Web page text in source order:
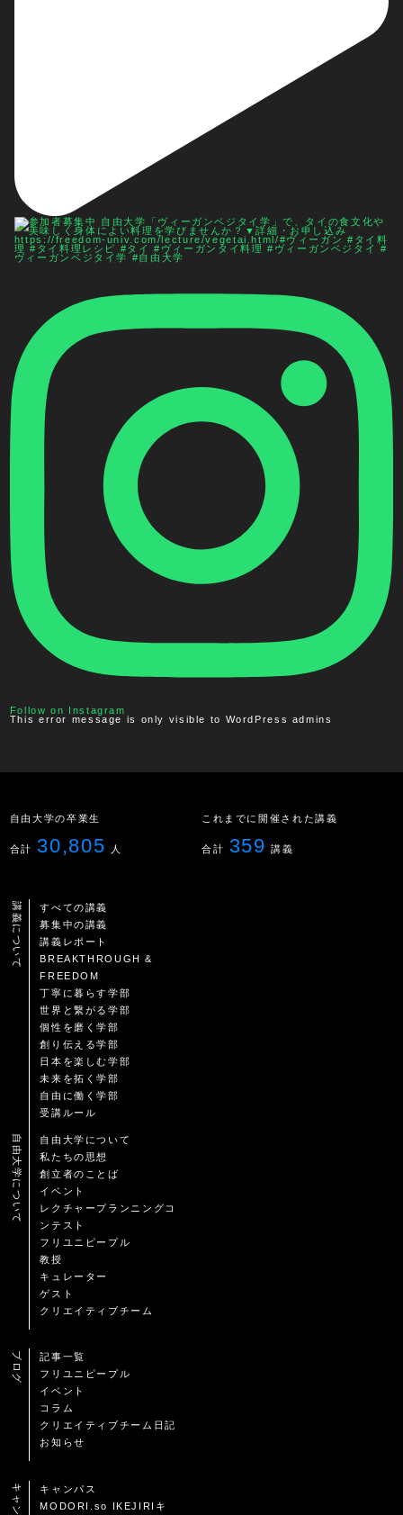
Follow on Instagram
This error message is only visible to WordPress admins
自由大学の卒業生
合計 30,805 人
これまでに開催された講義
合計 359 講義
講義について
すべての講義
募集中の講義
講義レポート
BREAKTHROUGH &
FREEDOM
丁寧に暮らす学部
世界と繋がる学部
個性を磨く学部
創り伝える学部
日本を楽しむ学部
未来を拓く学部
自由に働く学部
受講ルール
自由大学について
自由大学について
私たちの思想
創立者のことば
イベント
レクチャープランニングコ
ンテスト
フリユニピープル
教授
キュレーター
ゲスト
クリエイティブチーム
ブログ
記事一覧
フリユニピープル
イベント
コラム
クリエイティブチーム日記
お知らせ
キャンパス
MODORI.so IKEJIRIキ